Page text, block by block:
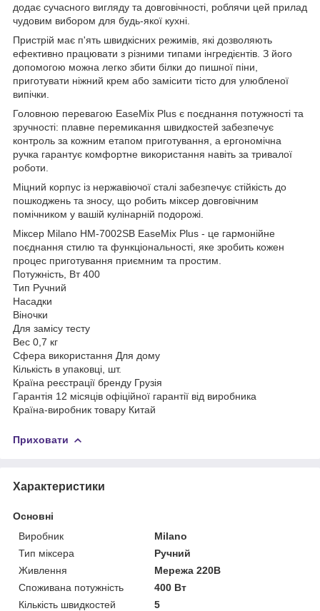
додає сучасного вигляду та довговічності, роблячи цей прилад
чудовим вибором для будь-якої кухні.
Пристрій має п'ять швидкісних режимів, які дозволяють
ефективно працювати з різними типами інгредієнтів. З його
допомогою можна легко збити білки до пишної піни,
приготувати ніжний крем або замісити тісто для улюбленої
випічки.
Головною перевагою EaseMix Plus є поєднання потужності та
зручності: плавне перемикання швидкостей забезпечує
контроль за кожним етапом приготування, а ергономічна
ручка гарантує комфортне використання навіть за тривалої
роботи.
Міцний корпус із нержавіючої сталі забезпечує стійкість до
пошкоджень та зносу, що робить міксер довговічним
помічником у вашій кулінарній подорожі.
Міксер Milano HM-7002SB EaseMix Plus - це гармонійне
поєднання стилю та функціональності, яке зробить кожен
процес приготування приємним та простим.
Потужність, Вт 400
Тип Ручний
Насадки
Віночки
Для замісу тесту
Вес 0,7 кг
Сфера використання Для дому
Кількість в упаковці, шт.
Країна реєстрації бренду Грузія
Гарантія 12 місяців офіційної гарантії від виробника
Країна-виробник товару Китай
Приховати
Характеристики
Основні
Виробник
Milano
Тип міксера
Ручний
Живлення
Мережа 220В
Споживана потужність
400 Вт
Кількість швидкостей
5